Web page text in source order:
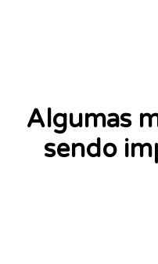
Algumas
sendo